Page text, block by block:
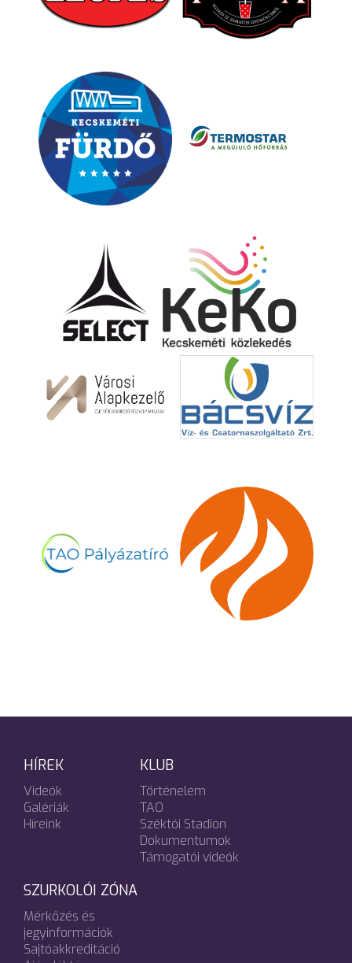
HÍREK
Videók
Galériák
Híreink
KLUB
Történelem
TAO
Széktói Stadion
Dokumentumok
Támogatói videók
SZURKOLÓI ZÓNA
Mérkőzés és
jegyinformációk
Sajtóakkreditáció